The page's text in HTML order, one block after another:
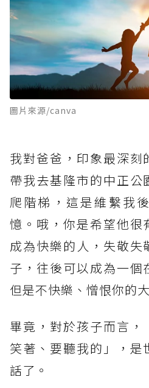
圖片來源/canva
我對爸爸，印象最深刻
帶我去基隆市的中正公
爬階梯，這是維繫我
憶。哦，你是希望他很
成為快樂的人，失敬失
子，往後可以成為一個
但是不快樂、憎恨你的
畢竟，對於孩子而言，
笑著、要聽我的」，是
話了。